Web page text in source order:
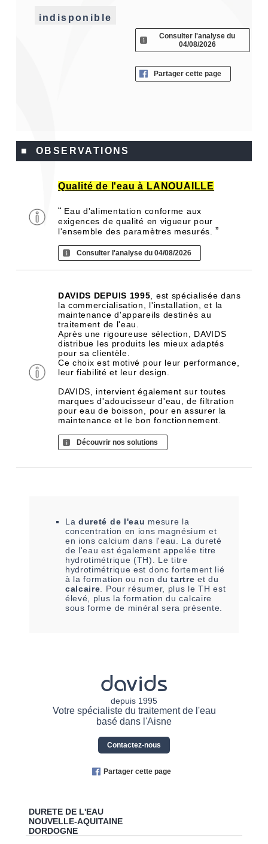
indisponible
Consulter l'analyse du
04/08/2026
Partager cette page
■ OBSERVATIONS
Qualité de l'eau à LANOUAILLE
“ Eau d'alimentation conforme aux
exigences de qualité en vigueur pour
l'ensemble des paramètres mesurés.”
Consulter l'analyse du 04/08/2026
DAVIDS DEPUIS 1995 , est spécialisée dans
la commercialisation, l'installation, et la
maintenance d'appareils destinés au
traitement de l'eau.
Après une rigoureuse sélection, DAVIDS
distribue les produits les mieux adaptés
pour sa clientèle.
Ce choix est motivé pour leur performance,
leur fiabilité et leur design.
DAVIDS, intervient également sur toutes
marques d'adoucisseur d'eau, de filtration
pour eau de boisson, pour en assurer la
maintenance et le bon fonctionnement.
Découvrir nos solutions
La dureté de l'eau mesure la
concentration en ions magnésium et
en ions calcium dans l'eau. La dureté
de l'eau est également appelée titre
hydrotimétrique (TH). Le titre
hydrotimétrique est donc fortement lié
à la formation ou non dutartre et du
calcaire . Pour résumer, plus le TH est
élevé, plus la formation du calcaire
sous forme de minéral sera présente.
davids
depuis 1995
Votre spécialiste du traitement de l'eau
basé dans l'Aisne
Contactez-nous
Partager cette page
DURETE DE L'EAU
NOUVELLE-AQUITAINE
DORDOGNE